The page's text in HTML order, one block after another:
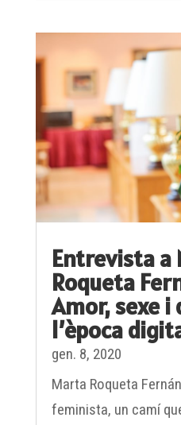
Entrevista a
Roqueta
Amor, sexe i
l’època
gen. 8, 2020
Marta Roqueta
feminista, un camí
investigar sobre les